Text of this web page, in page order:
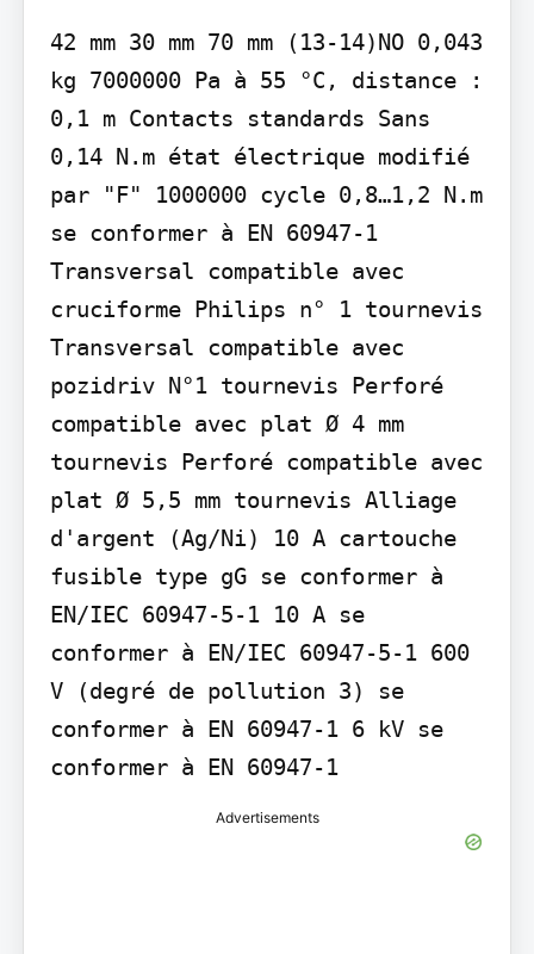
42 mm 30 mm 70 mm (13-14)NO 0,043
kg 7000000 Pa à 55 °C, distance :
0,1 m Contacts standards Sans
0,14 N.m état électrique modifié
par "F" 1000000 cycle 0,8…1,2 N.m
se conformer à EN 60947-1
Transversal compatible avec
cruciforme Philips n° 1 tournevis
Transversal compatible avec
pozidriv N°1 tournevis Perforé
compatible avec plat Ø 4 mm
tournevis Perforé compatible avec
plat Ø 5,5 mm tournevis Alliage
d'argent (Ag/Ni) 10 A cartouche
fusible type gG se conformer à
EN/IEC 60947-5-1 10 A se
conformer à EN/IEC 60947-5-1 600
V (degré de pollution 3) se
conformer à EN 60947-1 6 kV se
conformer à EN 60947-1
Advertisements